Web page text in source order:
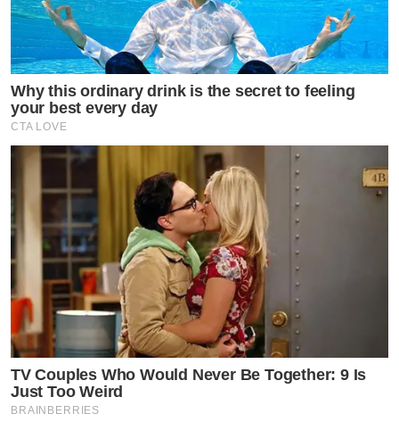
Why this ordinary drink is the secret to feeling
your best every day
CTA LOVE
TV Couples Who Would Never Be Together: 9 Is
Just Too Weird
BRAINBERRIES